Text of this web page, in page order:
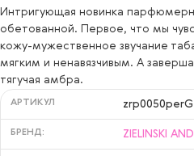
Интригующая новинка
обетованной. Первое, что мы
кожу-мужественное звучание
мягким и ненавязчивым. А
тягучая амбра.
АРТИКУЛ
БРЕНД: ZIELINSKI